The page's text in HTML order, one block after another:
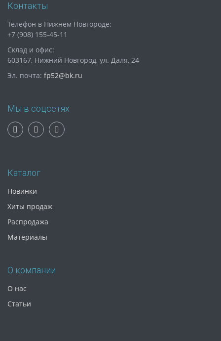
Контакты
Телефон в Нижнем Новгороде:
+7 (908) 155-45-11
Склад и офис:
603167, Нижний Новгород, ул. Даля, 24
Эл. почта: fp52@bk.ru
Мы в соцсетях
Каталог
Новинки
Хиты продаж
Распродажа
Материалы
О компании
О нас
Статьи